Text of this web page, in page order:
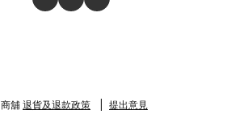
商舖 退貨及退款政策 提出意見